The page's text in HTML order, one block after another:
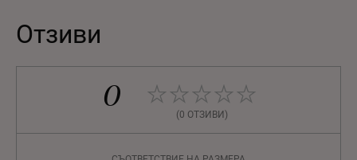
Отзиви
0
(0 ОТЗИВИ)